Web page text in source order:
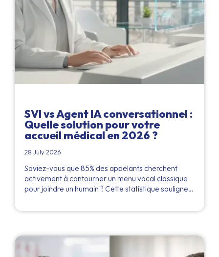
SVI vs Agent IA conversationnel :
Quelle solution pour votre
accueil médical en 2026 ?
28 July 2026
Saviez-vous que 85% des appelants cherchent
activement à contourner un menu vocal classique
pour joindre un humain ? Cette statistique souligne…